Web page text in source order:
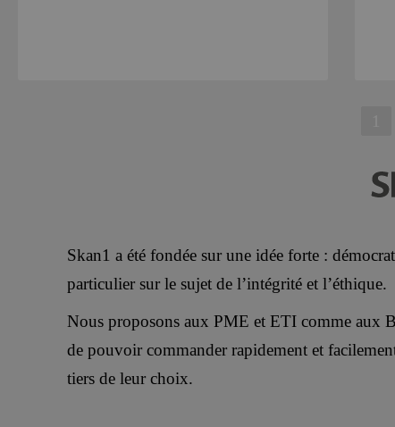
Skan1 a été fondée sur une idée forte :
particulier sur le sujet de l’intégrité et l’éthique.
Nous proposons aux PME et ETI comme aux
de pouvoir commander rapidement et
tiers de leur choix.